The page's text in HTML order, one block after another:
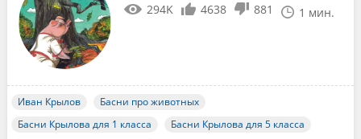
294K 4638 881 1 мин.
Иван Крылов
Басни про животных
Басни Крылова для 1 класса
Басни Крылова для 5 класса